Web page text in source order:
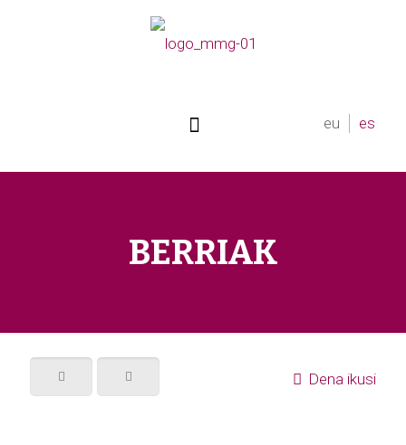
eu es
BERRIAK
Dena ikusi